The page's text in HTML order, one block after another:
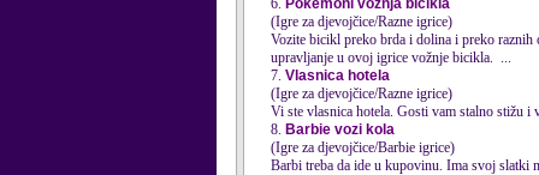
6. Pokemoni voznja bicikla
(Igre za djevojčice/Razne igrice)
Vozite bicikl preko brda i dolina i preko raznih
upravljanje u ovoj igrice vožnje bicikla. ...
7. Vlasnica hotela
(Igre za djevojčice/Razne igrice)
Vi ste vlasnica hotela. Gosti vam stalno stižu
8. Barbie vozi kola
(Igre za djevojčice/Barbie igrice)
Barbi treba da ide u kupovinu. Ima svoj slatki